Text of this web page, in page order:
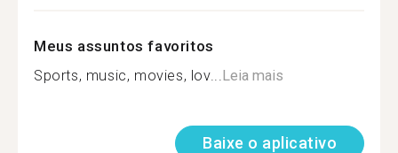
Meus assuntos favoritos
Sports, music, movies, lov...Leia mais
Baixe o aplicativo